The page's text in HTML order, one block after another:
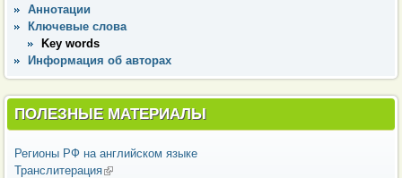
Аннотации
Ключевые слова
Key words
Информация об авторах
ПОЛЕЗНЫЕ МАТЕРИАЛЫ
Регионы РФ на английском языке
Транслитерация(внешняя ссылка)